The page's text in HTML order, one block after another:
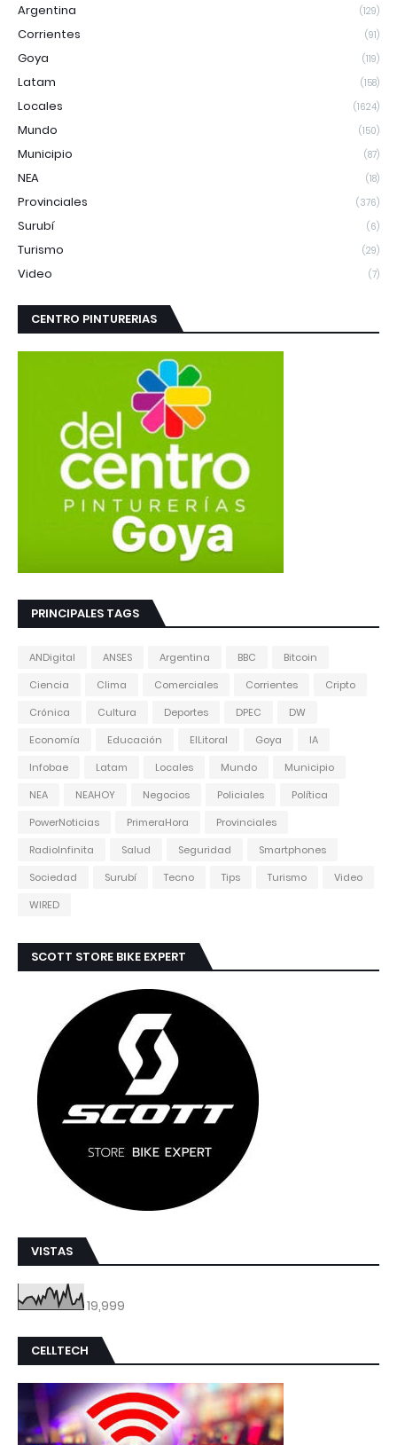
Argentina (129)
Corrientes (91)
Goya (119)
Latam (158)
Locales (1624)
Mundo (150)
Municipio (87)
NEA (18)
Provinciales (376)
Surubí (6)
Turismo (29)
Video (7)
CENTRO PINTURERIAS
PRINCIPALES TAGS
ANDigital ANSES Argentina BBC
Bitcoin
Ciencia
Clima Comerciales Corrientes
Cripto
Crónica
Cultura Deportes DPEC
DW
Economía
Educación ElLitoral Goya
IA
Infobae
Latam Locales Mundo
Municipio
NEA
NEAHOY Negocios Policiales
Política
PowerNoticias
PrimeraHora
Provinciales
RadioInfinita
Salud Seguridad
Smartphones
Sociedad
Surubí Tecno Tips Turismo
Video
WIRED
SCOTT STORE BIKE EXPERT
VISTAS
19,999
CELLTECH